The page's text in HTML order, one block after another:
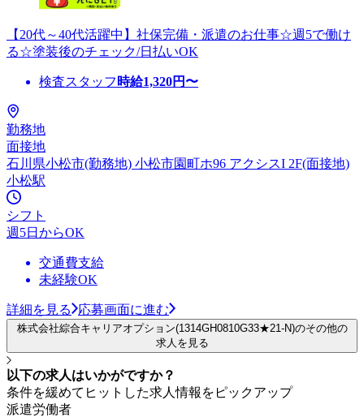
【20代～40代活躍中】社保完備・派遣のお仕事☆週5で働け
る☆塗装後のチェック/日払いOK
検査スタッフ 時給1,320円〜
勤務地
面接地
石川県小松市(勤務地) 小松市園町ホ96 アクシスI 2F(面接地)
小松駅
シフト
週5日からOK
交通費支給
未経験OK
詳細を見る 応募画面に進む
株式会社綜合キャリアオプション(1314GH0810G33★21-N)のその他の
求人を見る
以下の求人はいかがですか？
条件を緩めてヒットした求人情報をピックアップ
派遣労働者